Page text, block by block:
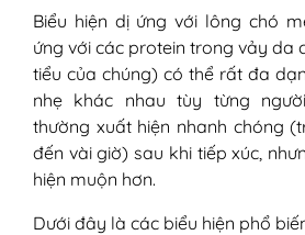
Biểu hiện dị ứng với lông chó
ứng với các protein trong vảy da
tiểu của chúng) có thể rất đa
nhẹ khác nhau tùy từng
thường xuất hiện nhanh chóng
đến vài giờ) sau khi tiếp xúc,
hiện muộn hơn.
Dưới đây là các biểu hiện phổ